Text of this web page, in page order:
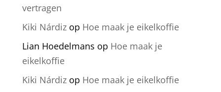
vertragen
Kiki Nárdizop Hoe maak je eikelkoffie
Lian Hoedelmans op Hoe maak je
eikelkoffie
Kiki Nárdizop Hoe maak je eikelkoffie